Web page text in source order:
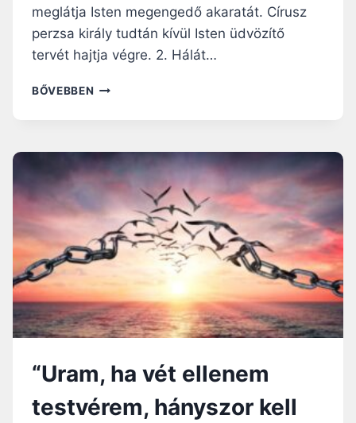
K
Ö
Z
I
0
S
Á
P
R
meglátja Isten megengedő akaratát. Círusz
perzsa király tudtán kívül Isten üdvözítő
tervét hajtja végre. 2. Hálát…
BŐVEBBEN A
S
Z
A
D
Ó
–
G
O
D
O
L
“Uram, ha vét ellenem
testvérem, hányszor kell